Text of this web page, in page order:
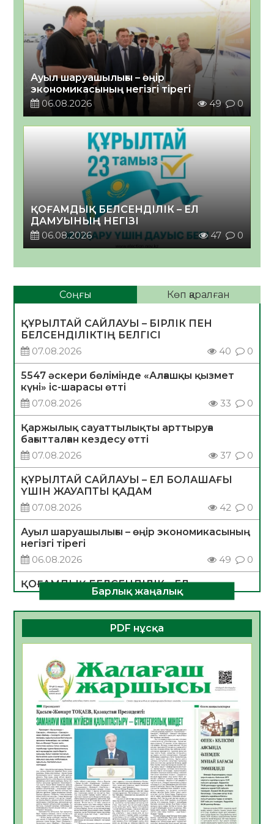
Ауыл шаруашылығы – өңір
экономикасының негізгі тірегі
06.08.2026
49 0
ҚОҒАМДЫҚ БЕЛСЕНДІЛІК – ЕЛ
ДАМУЫНЫҢ НЕГІЗІ
06.08.2026
47 0
Соңғы Көп қаралған
ҚҰРЫЛТАЙ САЙЛАУЫ – БІРЛІК ПЕН
БЕЛСЕНДІЛІКТІҢ БЕЛГІСІ
07.08.2026
40 0
5547 әскери бөлімінде «Алғашқы қызмет
күні» іс-шарасы өтті
07.08.2026
33 0
Қаржылық сауаттылықты арттыруға
бағытталған кездесу өтті
07.08.2026
37 0
ҚҰРЫЛТАЙ САЙЛАУЫ – ЕЛ БОЛАШАҒЫ
ҮШІН ЖАУАПТЫ ҚАДАМ
07.08.2026
42 0
Ауыл шаруашылығы – өңір экономикасының
негізгі тірегі
06.08.2026
49 0
ҚОҒАМДЫҚ БЕЛСЕНДІЛІК – ЕЛ
ДАМУЫНЫҢ НЕГІЗІ
06.08.2026
47 0
ҚҰРЫЛТАЙ САЙЛАУЫ – БОЛАШАҚҚА
БАСТАР ЖАУАПТЫ ТАҢДАУ
06.08.2026
Инфекциялық ауруларға қарсы иммундау
жұмыстарының тиімділігі
06.08.2026
Көкжөтел ауруы туралы
06.08.2026
48
АПВ вакцинасы туралы мәлімет
06.08.2026
46
Open Air: Қызылорда облысы полиция
Барлық жаңалық
PDF нұсқа